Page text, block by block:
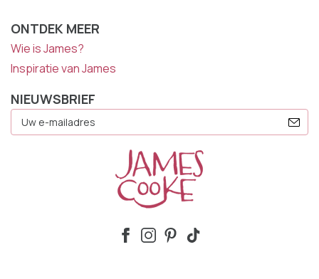
ONTDEK MEER
Wie is James?
Inspiratie van James
NIEUWSBRIEF
Mailadres